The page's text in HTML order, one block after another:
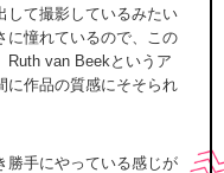
して撮影しているみたい
に憧れているので、この
Ruth van Beekというア
に作品の質感にそそられ
勝手にやっている感じが